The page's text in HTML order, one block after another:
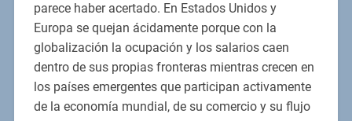
parece haber acertado. En Estados Unidos y
Europa se quejan ácidamente porque con la
globalización la ocupación y los salarios caen
dentro de sus propias fronteras mientras crecen en
los países emergentes que participan activamente
de la economía mundial, de su comercio y su flujo